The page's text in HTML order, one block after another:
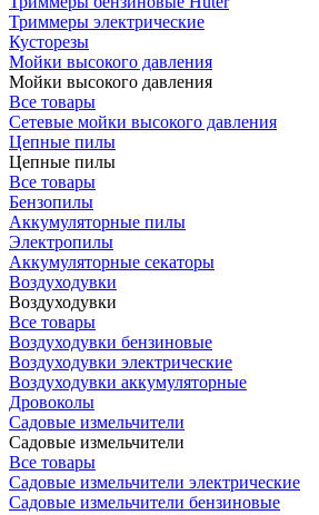
Триммеры электрические
Кусторезы
Мойки высокого давления
Мойки высокого давления
Все товары
Сетевые мойки высокого давления
Цепные пилы
Цепные пилы
Все товары
Бензопилы
Аккумуляторные пилы
Электропилы
Аккумуляторные секаторы
Воздуходувки
Воздуходувки
Все товары
Воздуходувки бензиновые
Воздуходувки электрические
Воздуходувки аккумуляторные
Дровоколы
Садовые измельчители
Садовые измельчители
Все товары
Садовые измельчители электрические
Садовые измельчители бензиновые